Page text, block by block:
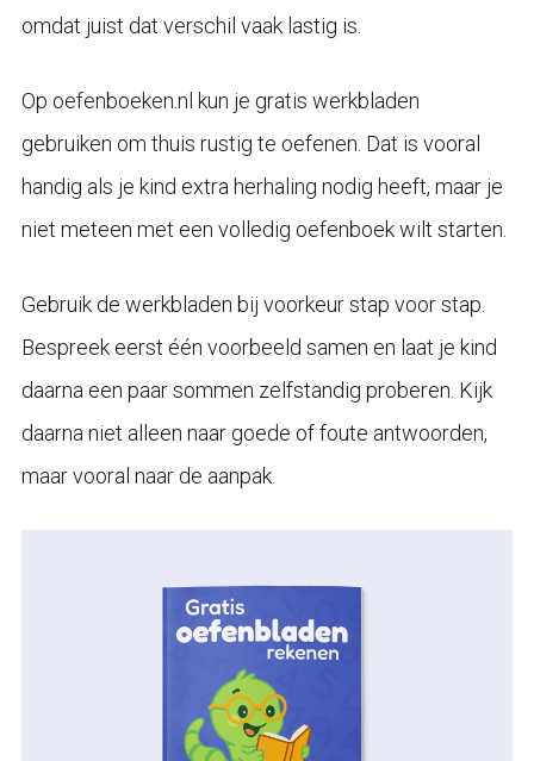
omdat juist dat verschil vaak lastig is.
Op oefenboeken.nl kun je gratis werkbladen
gebruiken om thuis rustig te oefenen. Dat is vooral
handig als je kind extra herhaling nodig heeft, maar je
niet meteen met een volledig oefenboek wilt starten.
Gebruik de werkbladen bij voorkeur stap voor stap.
Bespreek eerst één voorbeeld samen en laat je kind
daarna een paar sommen zelfstandig proberen. Kijk
daarna niet alleen naar goede of foute antwoorden,
maar vooral naar de aanpak.